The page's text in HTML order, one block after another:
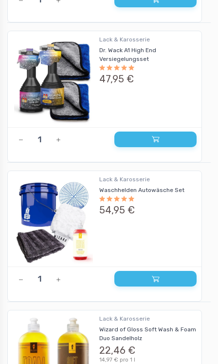
Lack & Karosserie
Dr. Wack A1 High End
Versiegelungsset
47,95 €
Lack & Karosserie
Waschhelden Autowäsche Set
54,95 €
Lack & Karosserie
Wizard of Gloss Soft Wash & Foam
Duo Sandelholz
22,46 €
14,97 € pro 1 l